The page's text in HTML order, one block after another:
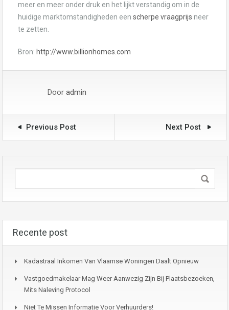
meer en meer onder druk en het lijkt verstandig om in de
huidige marktomstandigheden een scherpe vraagprijs neer
te zetten.
Bron: http://www.billionhomes.com
Door admin
Previous Post Next Post
Recente post
Kadastraal Inkomen Van Vlaamse Woningen Daalt Opnieuw
Vastgoedmakelaar Mag Weer Aanwezig Zijn Bij Plaatsbezoeken,
Mits Naleving Protocol
Niet Te Missen Informatie Voor Verhuurders!